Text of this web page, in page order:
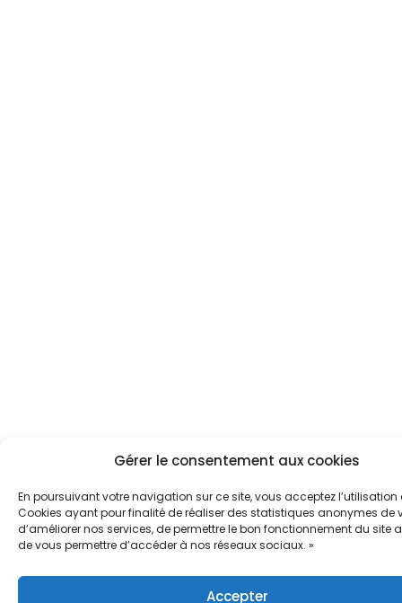
Gérer le consentement aux cookies
En poursuivant votre navigation sur ce site, vous acceptez l’utilisation
Cookies ayant pour finalité de réaliser des statistiques anonymes de
d’améliorer nos services, de permettre le bon fonctionnement du site
de vous permettre d’accéder à nos réseaux sociaux. »
Accepter